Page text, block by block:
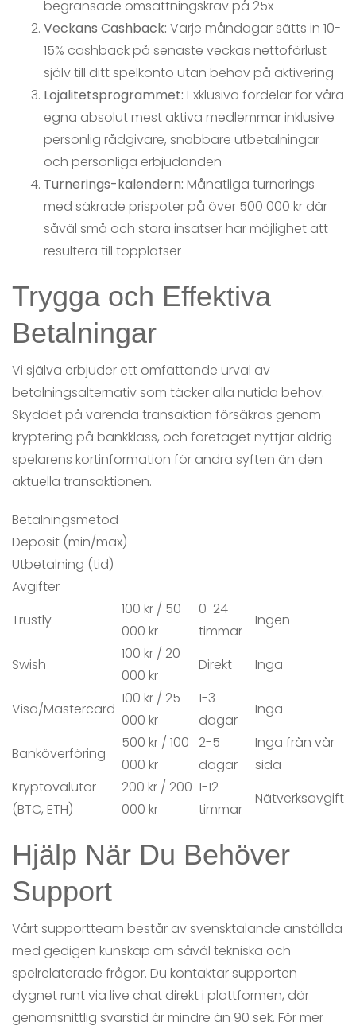
begränsade omsättningskrav på 25x
Veckans Cashback: Varje måndagar sätts in 10-
15% cashback på senaste veckas nettoförlust
själv till ditt spelkonto utan behov på aktivering
Lojalitetsprogrammet: Exklusiva fördelar för våra
egna absolut mest aktiva medlemmar inklusive
personlig rådgivare, snabbare utbetalningar
och personliga erbjudanden
Turnerings-kalendern: Månatliga turnerings
med säkrade prispoter på över 500 000 kr där
såväl små och stora insatser har möjlighet att
resultera till topplatser
Trygga och Effektiva
Betalningar
Vi själva erbjuder ett omfattande urval av
betalningsalternativ som täcker alla nutida behov.
Skyddet på varenda transaktion försäkras genom
kryptering på bankklass, och företaget nyttjar aldrig
spelarens kortinformation för andra syften än den
aktuella transaktionen.
Betalningsmetod
Deposit (min/max)
Utbetalning (tid)
Avgifter
Trustly
100 kr / 50
000 kr
0-24
timmar
Ingen
Swish
100 kr / 20
000 kr
Direkt Inga
Visa/Mastercard
100 kr / 25
000 kr
1-3
dagar
Inga
Banköverföring
500 kr / 100
000 kr
2-5
dagar
Inga från vår
sida
Kryptovalutor
(BTC, ETH)
200 kr / 200
000 kr
1-12
timmar
Nätverksavgift
Hjälp När Du Behöver
Support
Vårt supportteam består av svensktalande anställda
med gedigen kunskap om såväl tekniska och
spelrelaterade frågor. Du kontaktar supporten
dygnet runt via live chat direkt i plattformen, där
genomsnittlig svarstid är mindre än 90 sek. För mer